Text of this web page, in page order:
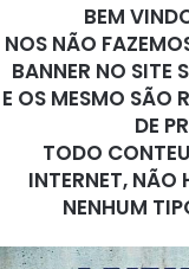
BEM
NOS NÃO
BANNER NO SITE
E OS MESMO SÃO
DE
TODO
INTERNET, NÃO
NENHUM